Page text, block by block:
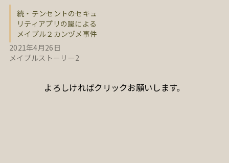
続・テンセントのセキュ
リティアプリの罠による
メイプル２カンヅメ事件
2021年4月26日
メイプルストーリー2
よろしければクリックお願いします。